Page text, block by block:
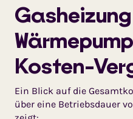
Kosten-
Ein Blick auf die
über eine Betriebs­dauer